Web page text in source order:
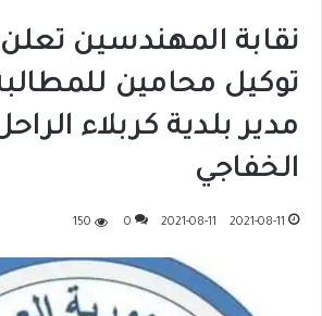
نقابة المهندسين
توكيل محامين
مدير بلدية كربلاء
الخفاجي
2021-08-11
2021-08-11
0
150